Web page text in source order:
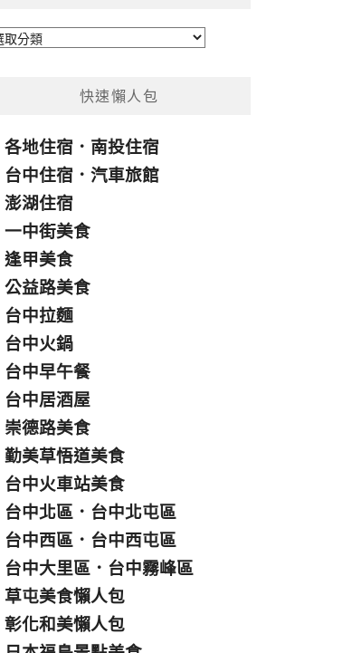
快速懶人包
各地住宿 ． 南投住宿
台中住宿 ．汽車旅館
澎湖住宿
一中街美食
逢甲美食
公益路美食
台中拉麵
台中火鍋
台中早午餐
台中居酒屋
崇德路美食
勤美草悟道美食
台中火車站美食
台中北區 ． 台中北屯區
台中西區 ． 台中西屯區
台中大里區 ． 台中霧峰區
草屯美食懶人包
彰化和美懶人包